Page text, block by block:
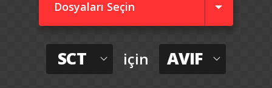
Dosyaları Seçin
SCT için AVIF